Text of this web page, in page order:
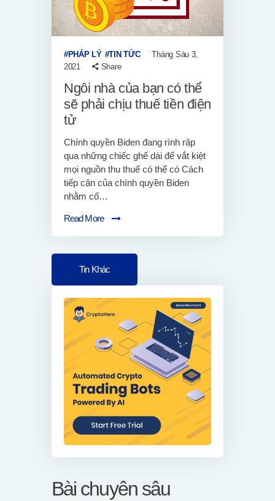
PHÁP LÝ TIN TỨC
Tháng Sáu 3,
2021
Share
Ngôi nhà của bạn có thể
sẽ phải chịu thuế tiền điện
tử
Chính quyền Biden đang rình rập
qua những chiếc ghế dài để vắt kiệt
mọi nguồn thu thuế có thể có Cách
tiếp cận của chính quyền Biden
nhằm cố…
Read More
Tin Khác
Bài chuyên sâu